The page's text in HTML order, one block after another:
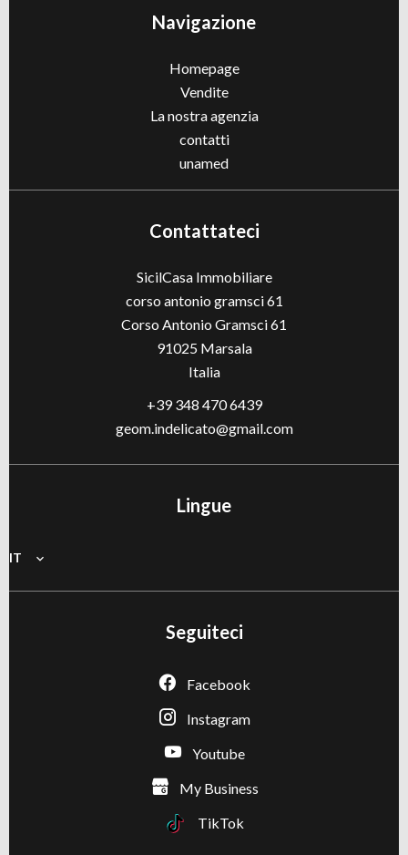
Navigazione
Homepage
Vendite
La nostra agenzia
contatti
unamed
Contattateci
SicilCasa Immobiliare
corso antonio gramsci 61
Corso Antonio Gramsci 61
91025Marsala
Italia
+39 348 470 6439
geom.indelicato@gmail.com
Lingue
IT
Seguiteci
Facebook
Instagram
Youtube
My Business
TikTok